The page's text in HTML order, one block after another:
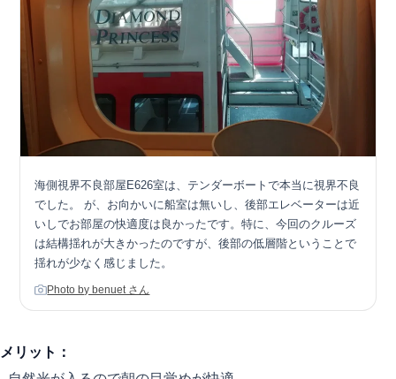
海側視界不良部屋E626室は、テンダーボートで本当に視界不良
でした。 が、お向かいに船室は無いし、後部エレベーターは近
いしでお部屋の快適度は良かったです。特に、今回のクルーズ
は結構揺れが大きかったのですが、後部の低層階ということで
揺れが少なく感じました。
Photo by benuet さん
メリット：